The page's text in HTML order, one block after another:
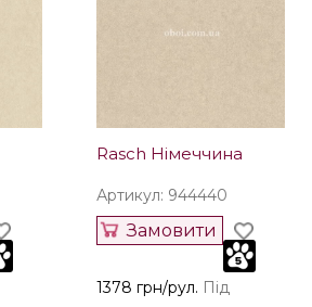
Rasch Німеччина
Артикул: 944440
Замовити
1378 грн/рул. Під